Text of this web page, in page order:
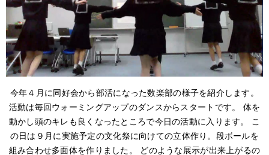
卒業生の方へ
今年４月に同好会から部活になった数楽部の様子を紹介します。
活動は毎回ウォーミングアップのダンスからスタートです。 体を
動かし頭のキレも良くなったところで今日の活動に入ります。 こ
の日は９月に実施予定の文化祭に向けての立体作り。段ボールを
組み合わせ多面体を作りました。 どのような展示が出来上がるの